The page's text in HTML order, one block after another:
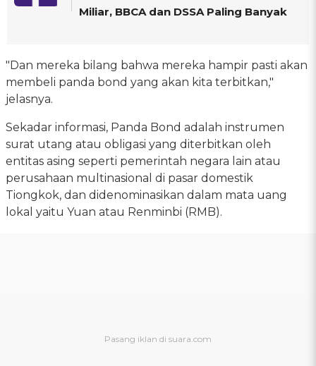
Miliar, BBCA dan DSSA Paling Banyak
"Dan mereka bilang bahwa mereka hampir pasti akan
membeli panda bond yang akan kita terbitkan,"
jelasnya.
Sekadar informasi, Panda Bond adalah instrumen
surat utang atau obligasi yang diterbitkan oleh
entitas asing seperti pemerintah negara lain atau
perusahaan multinasional di pasar domestik
Tiongkok, dan didenominasikan dalam mata uang
lokal yaitu Yuan atau Renminbi (RMB).